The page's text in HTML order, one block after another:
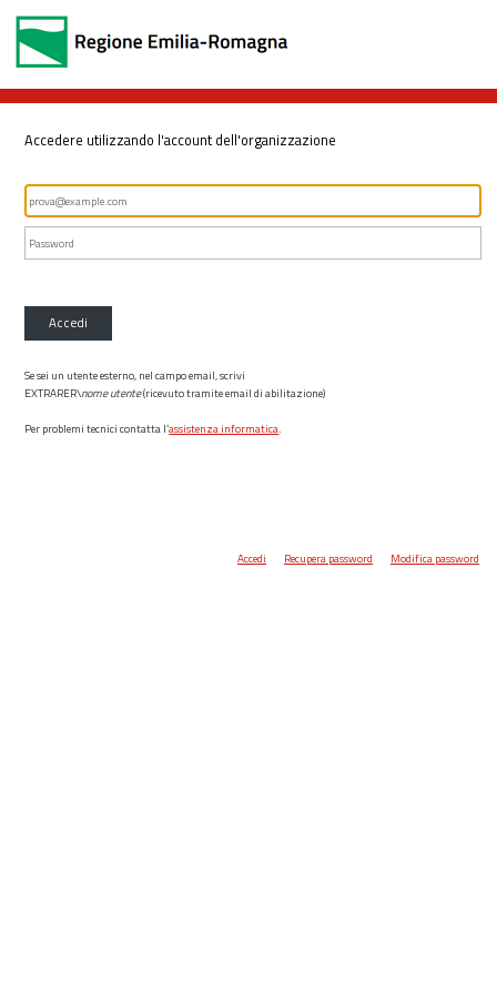
Accedere utilizzando l'account dell'organizzazione
Accedi
Se sei un utente esterno, nel campo email, scrivi
EXTRARER\nome utente(ricevuto tramite email di abilitazione)
Per problemi tecnici contatta l’assistenza informatica.
Accedi Recupera password Modifica password